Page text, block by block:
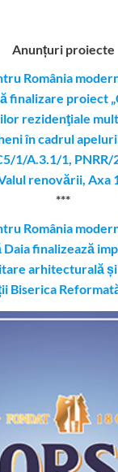
Anunțuri proiecte
România
finalizare proiect
rezidenţiale
în cadrul
1/A.3.1/1,
renovării, Axa
***
România
finalizează
arhitecturală
Biserica